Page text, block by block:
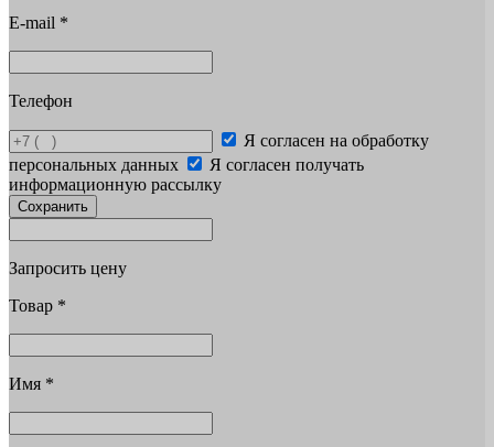
E-mail *
Телефон
Я согласен на обработку
персональных данных
Я согласен получать
информационную рассылку
Сохранить
Запросить цену
Товар *
Имя *